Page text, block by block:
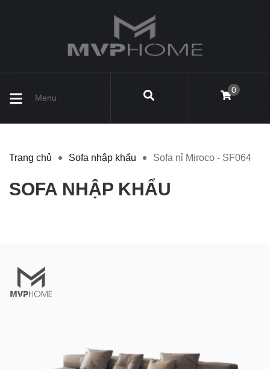
Menu
0
Trang chủ Sofa nhập khẩu Sofa nỉ Miroco - SF064
SOFA NHẬP KHẨU